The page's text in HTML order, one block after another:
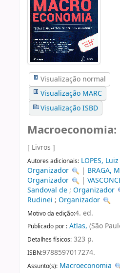
Visualização normal
Visualização MARC
Visualização ISBD
Macroeconomia:
[ Livros ]
Autores adicionais: LOPES,
Organizador
| BRAGA,
Organizador
|
Sandoval de; Organizador
Rudinei ; Organizador
Motivo da edição:4. ed.
Publicado por : Atlas, (São
Detalhes físicos: 323 p.
ISBN:9788597017274.
Assunto(s): Macroeconomia